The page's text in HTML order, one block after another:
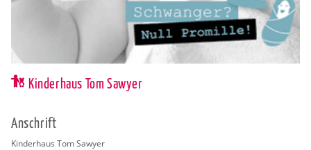
Kinderhaus Tom Sawyer
An­schrift
Kin­der­haus Tom Sa­wy­er